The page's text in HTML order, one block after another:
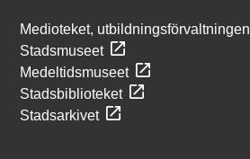
Medioteket, utbildningsförvaltningen
Stadsmuseet
Medeltidsmuseet
Stadsbiblioteket
Stadsarkivet